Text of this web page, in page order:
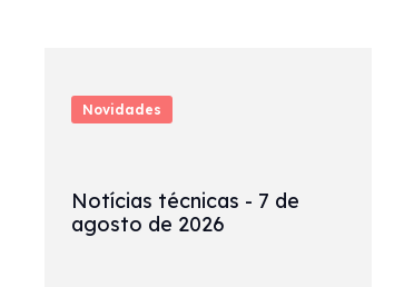
Novidades
Notícias técnicas - 7 de
agosto de 2026